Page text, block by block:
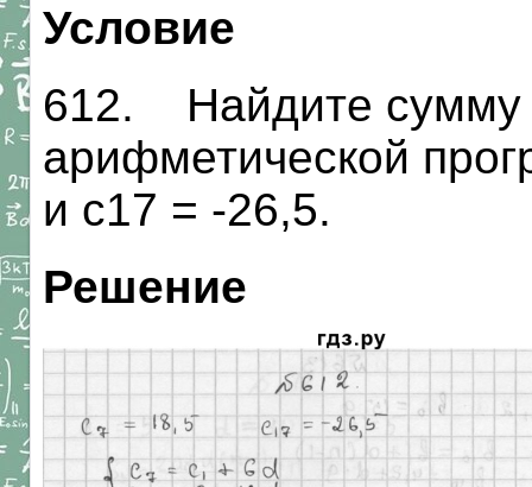
Условие
612. Найдите сумму
арифметической
и с17 = -26,5.
Решение